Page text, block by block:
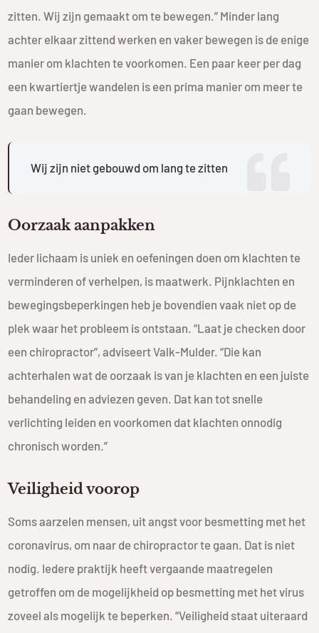
zitten. Wij zijn gemaakt om te bewegen.” Minder lang
achter elkaar zittend werken en vaker bewegen is de enige
manier om klachten te voorkomen. Een paar keer per dag
een kwartiertje wandelen is een prima manier om meer te
gaan bewegen.
Wij zijn niet gebouwd om lang te zitten
Oorzaak aanpakken
Ieder lichaam is uniek en oefeningen doen om klachten te
verminderen of verhelpen, is maatwerk. Pijnklachten en
bewegingsbeperkingen heb je bovendien vaak niet op de
plek waar het probleem is ontstaan. “Laat je checken door
een chiropractor”, adviseert Valk-Mulder. “Die kan
achterhalen wat de oorzaak is van je klachten en een juiste
behandeling en adviezen geven. Dat kan tot snelle
verlichting leiden en voorkomen dat klachten onnodig
chronisch worden.”
Veiligheid voorop
Soms aarzelen mensen, uit angst voor besmetting met het
coronavirus, om naar de chiropractor te gaan. Dat is niet
nodig. Iedere praktijk heeft vergaande maatregelen
getroffen om de mogelijkheid op besmetting met het virus
zoveel als mogelijk te beperken. “Veiligheid staat uiteraard